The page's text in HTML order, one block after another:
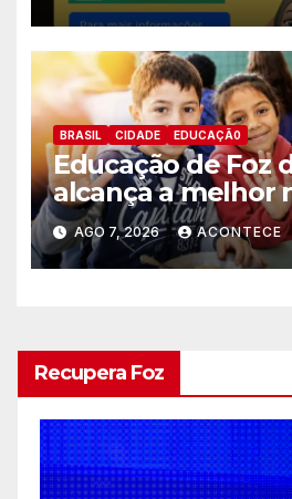
BRASIL CIDADE EDUCAÇÃ0
Educação de Foz
alcança a melhor
história no IDEB
AGO 7, 2026 ACONTECE
Recupera Foz